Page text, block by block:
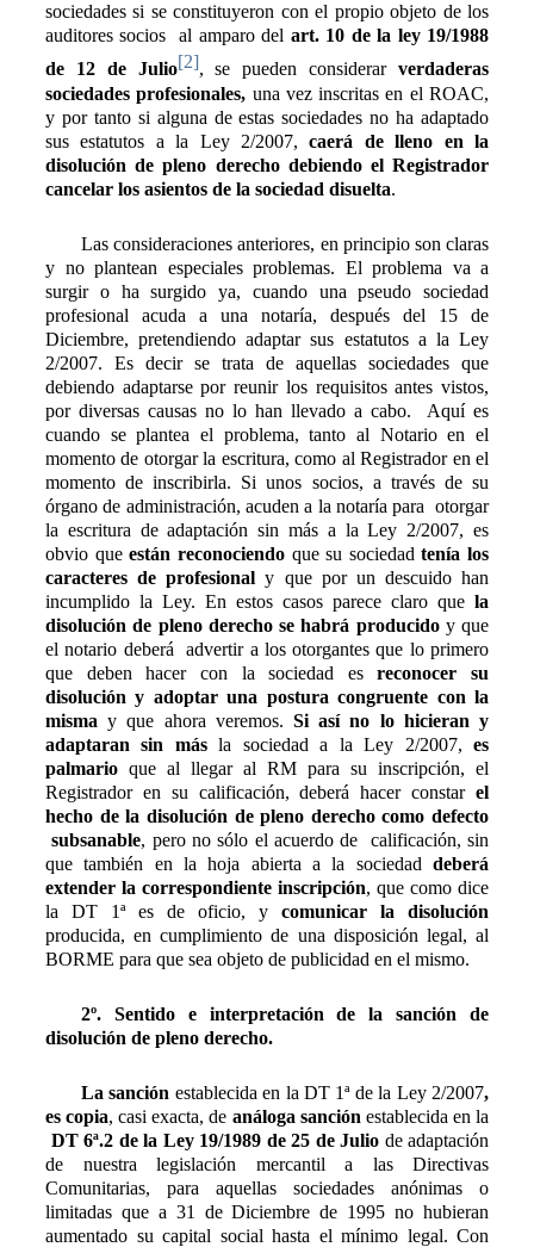
sociedades si se constituyeron con el propio objeto de los
auditores socios al amparo del art. 10 de la ley 19/1988
de 12 de Julio[2], se pueden considerarverdaderas
sociedades profesionales, una vez inscritas en el ROAC,
y por tanto si alguna de estas sociedades no ha adaptado
sus estatutos a la Ley 2/2007,caerá de lleno en la
disolución de pleno derecho debiendo el Registrador
cancelar los asientos de la sociedad disuelta.
Las consideraciones anteriores, en principio son claras
y no plantean especiales problemas. El problema va a
surgir o ha surgido ya, cuando una pseudo sociedad
profesional acuda a una notaría, después del 15 de
Diciembre, pretendiendo adaptar sus estatutos a la Ley
2/2007. Es decir se trata de aquellas sociedades que
debiendo adaptarse por reunir los requisitos antes vistos,
por diversas causas no lo han llevado a cabo. Aquí es
cuando se plantea el problema, tanto al Notario en el
momento de otorgar la escritura, como al Registrador en el
momento de inscribirla. Si unos socios, a través de su
órgano de administración, acuden a la notaría para otorgar
la escritura de adaptación sin más a la Ley 2/2007, es
obvio queestán reconociendoque su sociedadtenía los
caracteres de profesional y que por un descuido han
incumplido la Ley. En estos casos parece claro que la
disolución de pleno derecho se habrá producidoy que
el notario deberá advertir a los otorgantes que lo primero
que deben hacer con la sociedad esreconocer su
disolución y adoptar una postura congruente con la
misma y que ahora veremos. Si así no lo hicieran y
adaptaran sin másla sociedad a la Ley 2/2007,es
palmario que al llegar al RM para su inscripción, el
Registrador en su calificación, deberá hacer constar el
hecho de la disolución de pleno derecho como defecto
subsanable, pero no sólo el acuerdo de calificación, sin
que también en la hoja abierta a la sociedad deberá
extender la correspondiente inscripción, que como dice
la DT 1ª es de oficio, y comunicar la disolución
producida, en cumplimiento de una disposición legal, al
BORME para que sea objeto de publicidad en el mismo.
2º. Sentido e interpretación de la sanción de
disolución de pleno derecho.
La sanción establecida en la DT 1ª de la Ley 2/2007,
es copia, casi exacta, de análoga sanción establecida en la
DT 6ª.2 de la Ley 19/1989 de 25 de Julio de adaptación
de nuestra legislación mercantil a las Directivas
Comunitarias, para aquellas sociedades anónimas o
limitadas que a 31 de Diciembre de 1995 no hubieran
aumentado su capital social hasta el mínimo legal. Con